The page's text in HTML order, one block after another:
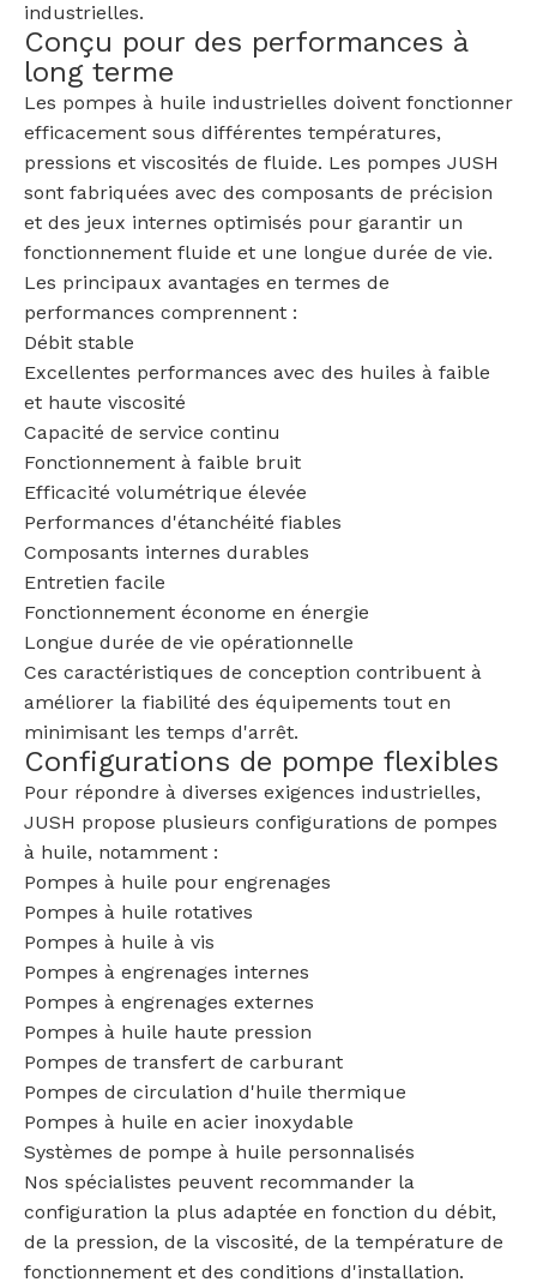
industrielles.
Conçu pour des performances à
long terme
Les pompes à huile industrielles doivent fonctionner
efficacement sous différentes températures,
pressions et viscosités de fluide. Les pompes JUSH
sont fabriquées avec des composants de précision
et des jeux internes optimisés pour garantir un
fonctionnement fluide et une longue durée de vie.
Les principaux avantages en termes de
performances comprennent :
Débit stable
Excellentes performances avec des huiles à faible
et haute viscosité
Capacité de service continu
Fonctionnement à faible bruit
Efficacité volumétrique élevée
Performances d'étanchéité fiables
Composants internes durables
Entretien facile
Fonctionnement économe en énergie
Longue durée de vie opérationnelle
Ces caractéristiques de conception contribuent à
améliorer la fiabilité des équipements tout en
minimisant les temps d'arrêt.
Configurations de pompe flexibles
Pour répondre à diverses exigences industrielles,
JUSH propose plusieurs configurations de pompes
à huile, notamment :
Pompes à huile pour engrenages
Pompes à huile rotatives
Pompes à huile à vis
Pompes à engrenages internes
Pompes à engrenages externes
Pompes à huile haute pression
Pompes de transfert de carburant
Pompes de circulation d'huile thermique
Pompes à huile en acier inoxydable
Systèmes de pompe à huile personnalisés
Nos spécialistes peuvent recommander la
configuration la plus adaptée en fonction du débit,
de la pression, de la viscosité, de la température de
fonctionnement et des conditions d'installation.